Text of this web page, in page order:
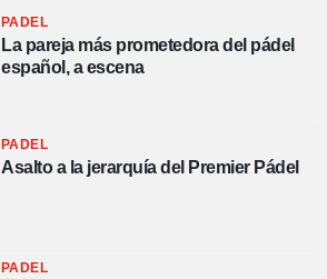
PADEL
La pareja más prometedora del pádel
español, a escena
PADEL
Asalto a la jerarquía del Premier Pádel
PADEL